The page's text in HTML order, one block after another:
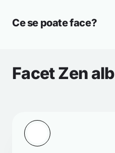
Ce se poate face?
Facet Zen alb